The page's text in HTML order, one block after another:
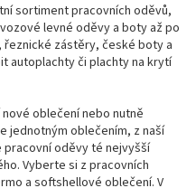
sortiment pracovních oděvů,
levné oděvy a boty až po
řeznické zástěry, české boty a
autoplachty či plachty na krytí
oblečení nebo nutně
jednotným oblečením, z naší
oděvy té nejvyšší
Vyberte si z pracovních
a softshellové oblečení. V